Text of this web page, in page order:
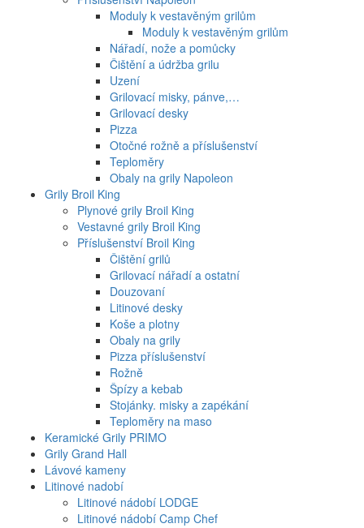
Moduly k vestavěným grilům
Moduly k vestavěným grilům
Nářadí, nože a pomůcky
Čištění a údržba grilu
Uzení
Grilovací misky, pánve,…
Grilovací desky
Pizza
Otočné rožně a příslušenství
Teploměry
Obaly na grily Napoleon
Grily Broil King
Plynové grily Broil King
Vestavné grily Broil King
Příslušenství Broil King
Čištění grilů
Grilovací nářadí a ostatní
Douzovaní
Litinové desky
Koše a plotny
Obaly na grily
Pizza příslušenství
Rožně
Špízy a kebab
Stojánky. misky a zapékání
Teploměry na maso
Keramické Grily PRIMO
Grily Grand Hall
Lávové kameny
Litinové nadobí
Litinové nádobí LODGE
Litinové nádobí Camp Chef